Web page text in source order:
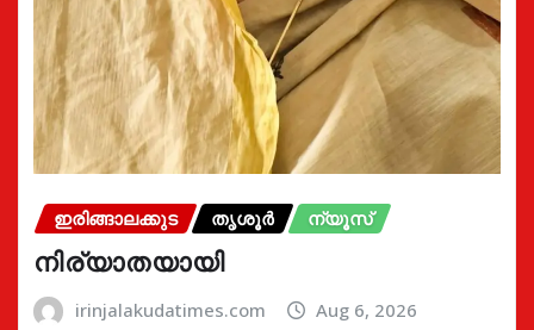
ഇരിങ്ങാലക്കുട തൃശൂർ ന്യൂസ്
നിര്യാതയായി
irinjalakudatimes.com Aug 6, 2026